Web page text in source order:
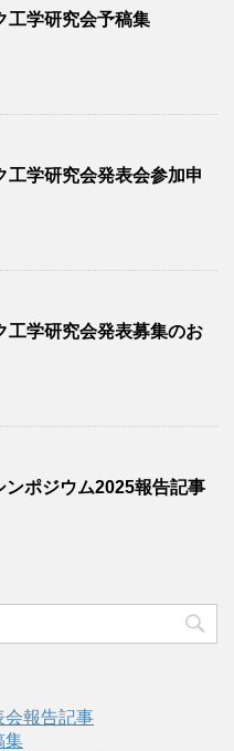
工学研究会予稿集
工学研究会発表会参加申
工学研究会発表募集のお
ンポジウム2025報告記事
会報告記事
集